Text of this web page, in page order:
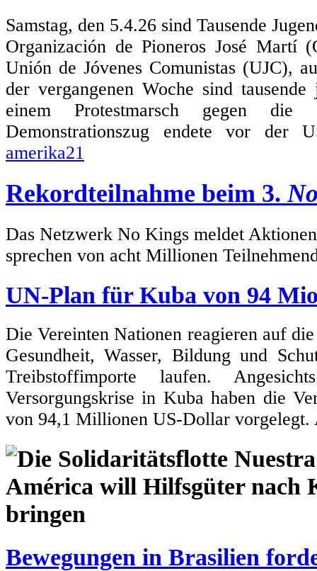
Samstag, den 5.4.26 sind Tausende
Organización de Pioneros José Martí
Unión de Jóvenes Comunistas (UJC),
der vergangenen Woche sind
einem Protestmarsch gegen
Demonstrationszug endete vor der
amerika21
Rekordteilnahme beim 3.
Das Netzwerk No Kings meldet
sprechen von acht Millionen
UN-Plan für Kuba von 94
Die Vereinten Nationen reagieren auf
Gesundheit, Wasser, Bildung und
Treibstoffimporte laufen.
Versorgungskrise in Kuba haben die
von 94,1 Millionen US-Dollar vorgelegt.
Bewegungen in Brasilien